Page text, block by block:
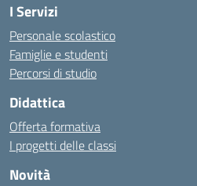
I Servizi
Personale scolastico
Famiglie e studenti
Percorsi di studio
Didattica
Offerta formativa
I progetti delle classi
Novità